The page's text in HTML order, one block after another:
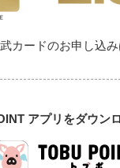
カードのお申し込
アプリをダウン